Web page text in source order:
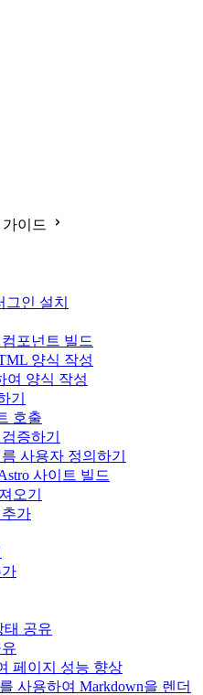
이드
그인 설치
포넌트 빌드
양식 작성
여 양식 작성
기
호출
증하기
사용자 정의하기
사이트 빌드
오기
가
태 공유
페이지 성능 향상
사용하여 Markdown을 렌더